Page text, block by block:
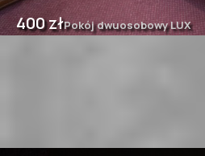
400 złPokój dwuosobowy LUX